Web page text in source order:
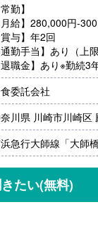
常勤】
月給】280,000円-
賞与】年2回
通勤手当】あり（上
退職金】あり※勤続3
給】あり
委託会社
川県 川崎市川崎区
急行大師線「大師
たい(無料)